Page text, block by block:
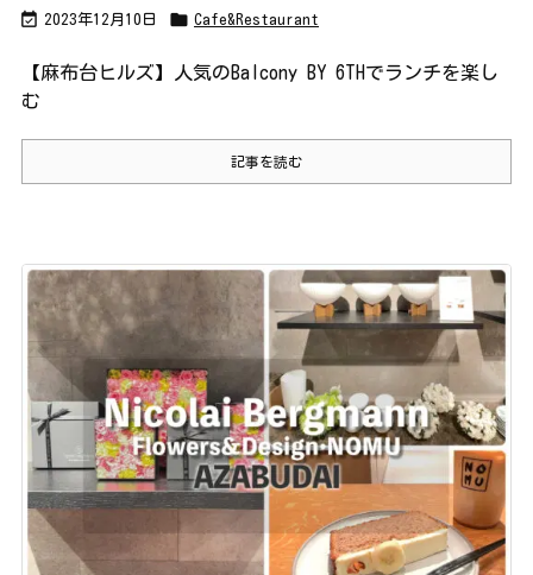
 2023年12月10日  Cafe&Restaurant
【麻布台ヒルズ】人気のBalcony BY 6THでランチを楽し
む
記事を読む